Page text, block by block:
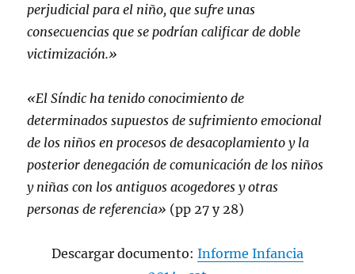
perjudicial para el niño, que sufre unas
consecuencias que se podrían calificar de doble
victimización.»
«El Síndic ha tenido conocimiento de
determinados supuestos de sufrimiento emocional
de los niños en procesos de desacoplamiento y la
posterior denegación de comunicación de los niños
y niñas con los antiguos acogedores y otras
personas de referencia» (pp 27 y 28)
Descargar documento: Informe Infancia